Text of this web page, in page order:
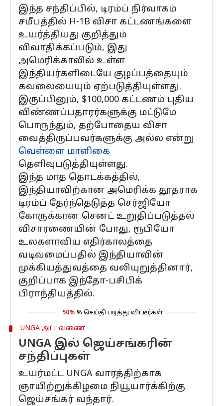
இந்த சந்திப்பில், டிரம்ப் நிர்வாகம்
சமீபத்தில் H-1B விசா கட்டணங்களை
உயர்த்தியது குறித்தும்
விவாதிக்கப்படும், இது
அமெரிக்காவில் உள்ள
இந்தியர்களிடையே குழப்பத்தையும்
கவலையையும் ஏற்படுத்தியுள்ளது.
இருப்பினும், $100,000 கட்டணம் புதிய
விண்ணப்பதாரர்களுக்கு மட்டுமே
பொருந்தும், தற்போதைய விசா
வைத்திருப்பவர்களுக்கு அல்ல என்று
வெள்ளை மாளிகை
தெளிவுபடுத்தியுள்ளது.
இந்த மாத தொடக்கத்தில்,
இந்தியாவிற்கான அமெரிக்க தூதராக
டிரம்ப் தேர்ந்தெடுத்த செர்ஜியோ
கோருக்கான செனட் உறுதிப்படுத்தல்
விசாரணையின் போது, ​​ரூபியோ
உலகளாவிய எதிர்காலத்தை
வடிவமைப்பதில் இந்தியாவின்
முக்கியத்துவத்தை வலியுறுத்தினார்,
குறிப்பாக இந்தோ-பசிபிக்
பிராந்தியத்தில்.
50% % செய்தி படித்து விட்டீர்கள்
UNGA அட்டவணை
UNGA இல் ஜெய்சங்கரின்
சந்திப்புகள்
உயர்மட்ட UNGA வாரத்திற்காக
ஞாயிற்றுக்கிழமை நியூயார்க்கிற்கு
ஜெய்சங்கர் வந்தார்.